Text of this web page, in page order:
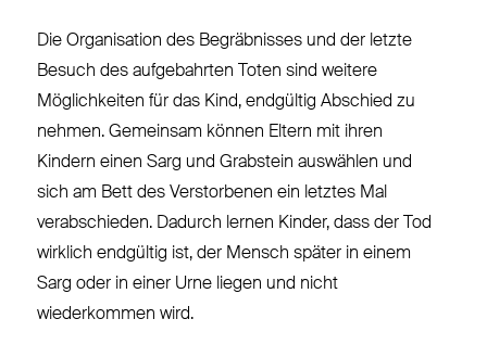
Die Organisation des Begräbnisses und der letzte
Besuch des aufgebahrten Toten sind weitere
Möglichkeiten für das Kind, endgültig Abschied zu
nehmen. Gemeinsam können Eltern mit ihren
Kindern einen Sarg und Grabstein auswählen und
sich am Bett des Verstorbenen ein letztes Mal
verabschieden. Dadurch lernen Kinder, dass der Tod
wirklich endgültig ist, der Mensch später in einem
Sarg oder in einer Urne liegen und nicht
wiederkommen wird.